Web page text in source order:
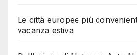
Le città europee più
vacanza estiva